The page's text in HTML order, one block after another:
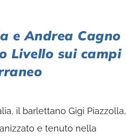
e Andrea Cagno
Livello sui campi
il barlettano Gigi Piazzolla,
e tenuto nella